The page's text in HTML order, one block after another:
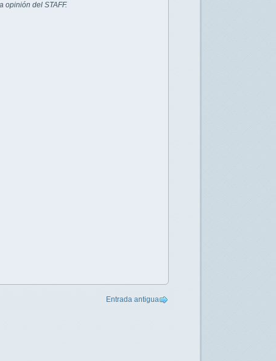
opinión del STAFF.
Entrada antigua